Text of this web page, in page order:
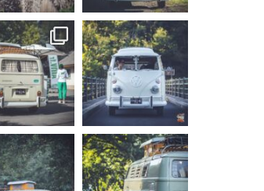
becombi
Sep 10
220
4
becombi
Août 10
177
becombi becombi